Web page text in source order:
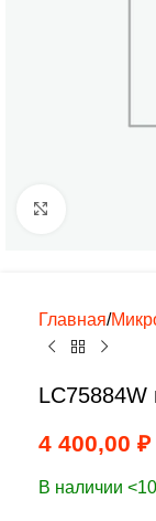
Главная
LC75884W
4 400,00 ₽
В наличии